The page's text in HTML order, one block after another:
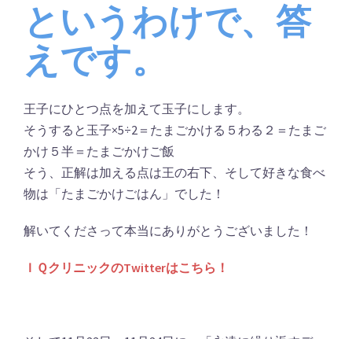
というわけで、答
えです。
王子にひとつ点を加えて玉子にします。
そうすると玉子×5÷2＝たまごかける５わる２＝たまご
かけ５半＝たまごかけご飯
そう、正解は加える点は王の右下、そして好きな食べ
物は「たまごかけごはん」でした！
解いてくださって本当にありがとうございました！
ＩＱクリニックのTwitterはこちら！